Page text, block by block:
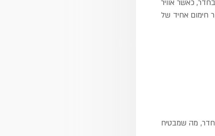
כאשר אוויר
חימום אחיד של
מה שמבטיח